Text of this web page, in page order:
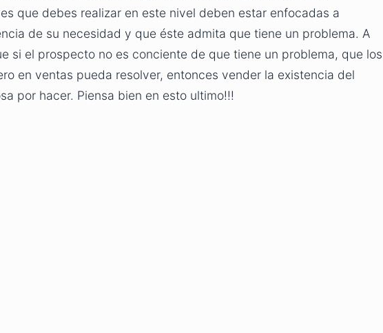
que debes realizar en este nivel deben estar enfocadas a
de su necesidad y que éste admita que tiene un problema. A
si el prospecto no es conciente de que tiene un problema, que los
en ventas pueda resolver, entonces vender la existencia del
por hacer. Piensa bien en esto ultimo!!!